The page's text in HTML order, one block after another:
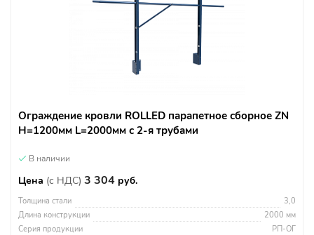
Ограждение кровли ROLLED парапетное сборное ZN
H=1200мм L=2000мм с 2-я трубами
В наличии
Цена (с НДС) 3 304 руб.
Толщина стали
3,0
Длина конструкции
2000 мм
Серия продукции
РП-ОГ